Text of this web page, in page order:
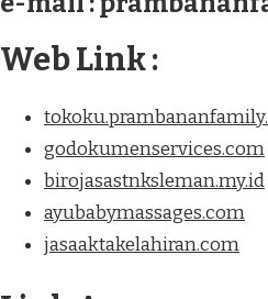
Web Link :
godokumenservices.com
birojasastnksleman.my.id
ayubabymassages.com
jasaaktakelahiran.com